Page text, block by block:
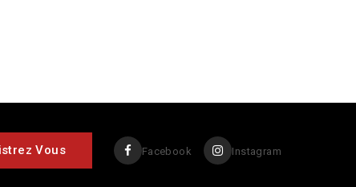
Facebook Instagram